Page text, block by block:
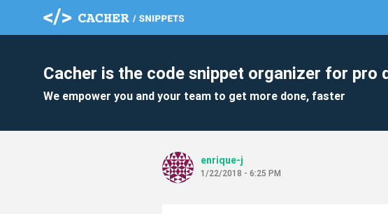
Cacher is the code snippet organizer for pro
We empower you and your team to get more done, faster
enrique-j
1/22/2018 - 6:25 PM